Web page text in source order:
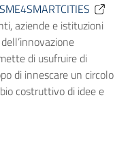
SME4SMARTCITIES
aziende e istituzioni
di usufruire di
di innescare un circolo
costruttivo di idee e